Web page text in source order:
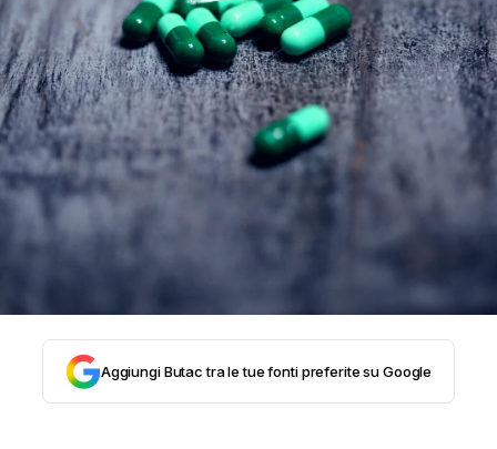
CLIMA ED ENERGIA
CONTATTI
CHI SIAMO
Aggiungi Butac tra le tue fonti preferite su Google